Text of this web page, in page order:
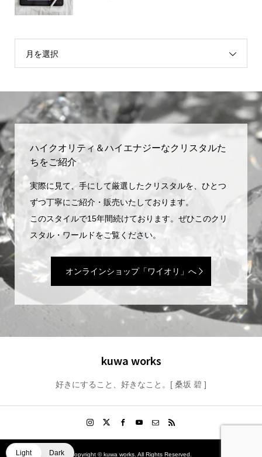
月を選択
ハイクオリティ＆ハイエナジーなクリスタルた
ちをご紹介
実際に見て、手にして厳選したクリスタルを、ひとつ
ずつ丁寧にご紹介・販売いたしております。
このスタイルで15年間続けております。ぜひこのクリ
スタル・ワールドをご覧ください。
オンラインショップ「ワイオリ」へ
kuwa works
好きにすること、好きなこと。[ 桑坂 碧 ]
Copyright ©kuwa works. All Rights Reserved.
Light Dark